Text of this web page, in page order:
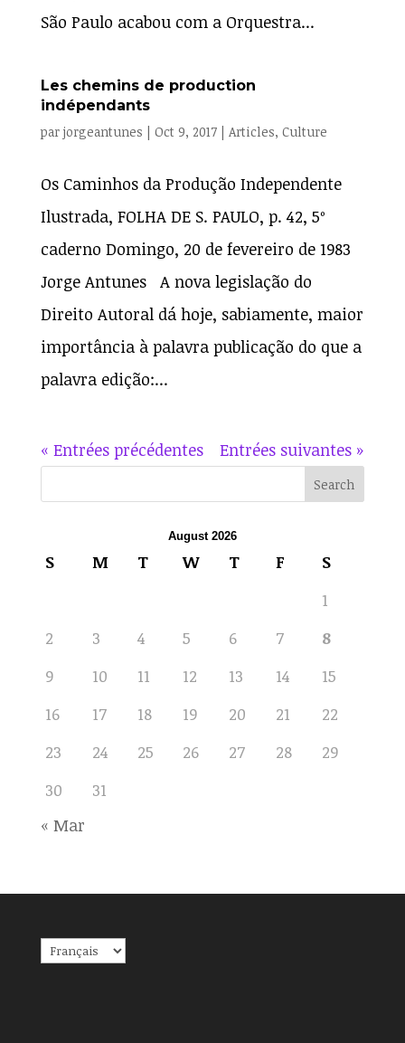
São Paulo acabou com a Orquestra...
Les chemins de production
indépendants
par jorgeantunes | Oct 9, 2017| Articles, Culture
Os Caminhos da Produção Independente
Ilustrada, FOLHA DE S. PAULO, p. 42, 5º
caderno Domingo, 20 de fevereiro de 1983
Jorge Antunes A nova legislação do
Direito Autoral dá hoje, sabiamente, maior
importância à palavra publicação do que a
palavra edição:...
« Entrées précédentes Entrées suivantes »
August 2026
S M T W T F
S
1
2
3 4 5 6 7
8
9
10 11 12 13 14
15
16
17 18 19 20 21
22
23
24 25 26 27 28
29
30
31
« Mar
Choisir